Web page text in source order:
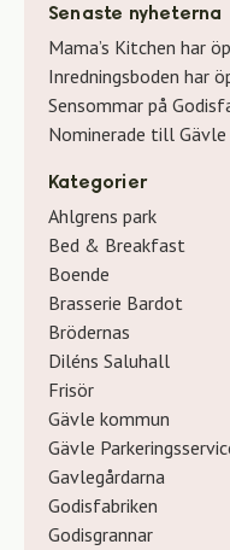
Senaste nyheterna
Mama’s Kitchen har
Inredningsboden har
Sensommar på
Nominerade till
Kategorier
Ahlgrens park
Bed & Breakfast
Boende
Brasserie Bardot
Brödernas
Diléns Saluhall
Frisör
Gävle kommun
Gävle
Gavlegårdarna
Godisfabriken
Godisgrannar